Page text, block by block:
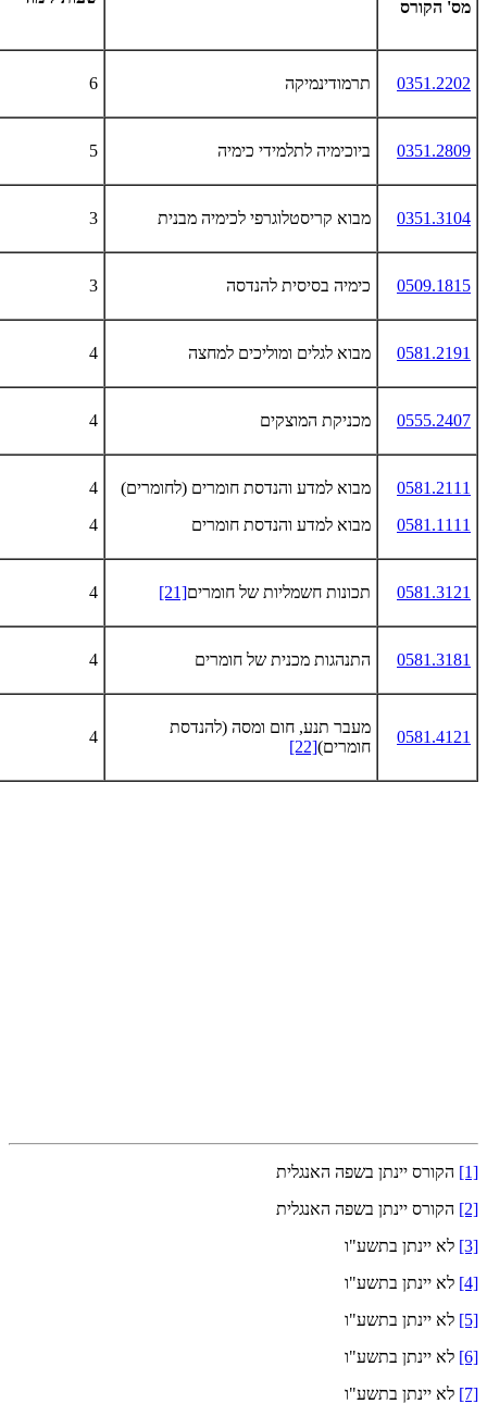
מס' הקורס
0351.2202 תרמודינמיקה 6
0351.2809 ביוכימיה לתלמידי כימיה 5
0351.3104 מבוא קריסטלוגרפי לכימיה מבנית 3
0509.1815 כימיה בסיסית להנדסה 3
0581.2191 מבוא לגלים ומוליכים למחצה 4
0555.2407 מכניקת המוצקים 4
0581.2111
0581.1111
מבוא למדע והנדסת חומרים (לחומרים)
מבוא למדע והנדסת חומרים
4
4
0581.3121 תכונות חשמליות של חומרים[21]
4
0581.3181 התנהגות מכנית של חומרים 4
0581.4121
מעבר תנע, חום ומסה (להנדסת
חומרים)[22]
4
[1] הקורס יינתן בשפה האנגלית
[2] הקורס יינתן בשפה האנגלית
[3] לא יינתן בתשע"ו
[4] לא יינתן בתשע"ו
[5] לא יינתן בתשע"ו
[6] לא יינתן בתשע"ו
[7] לא יינתן בתשע"ו